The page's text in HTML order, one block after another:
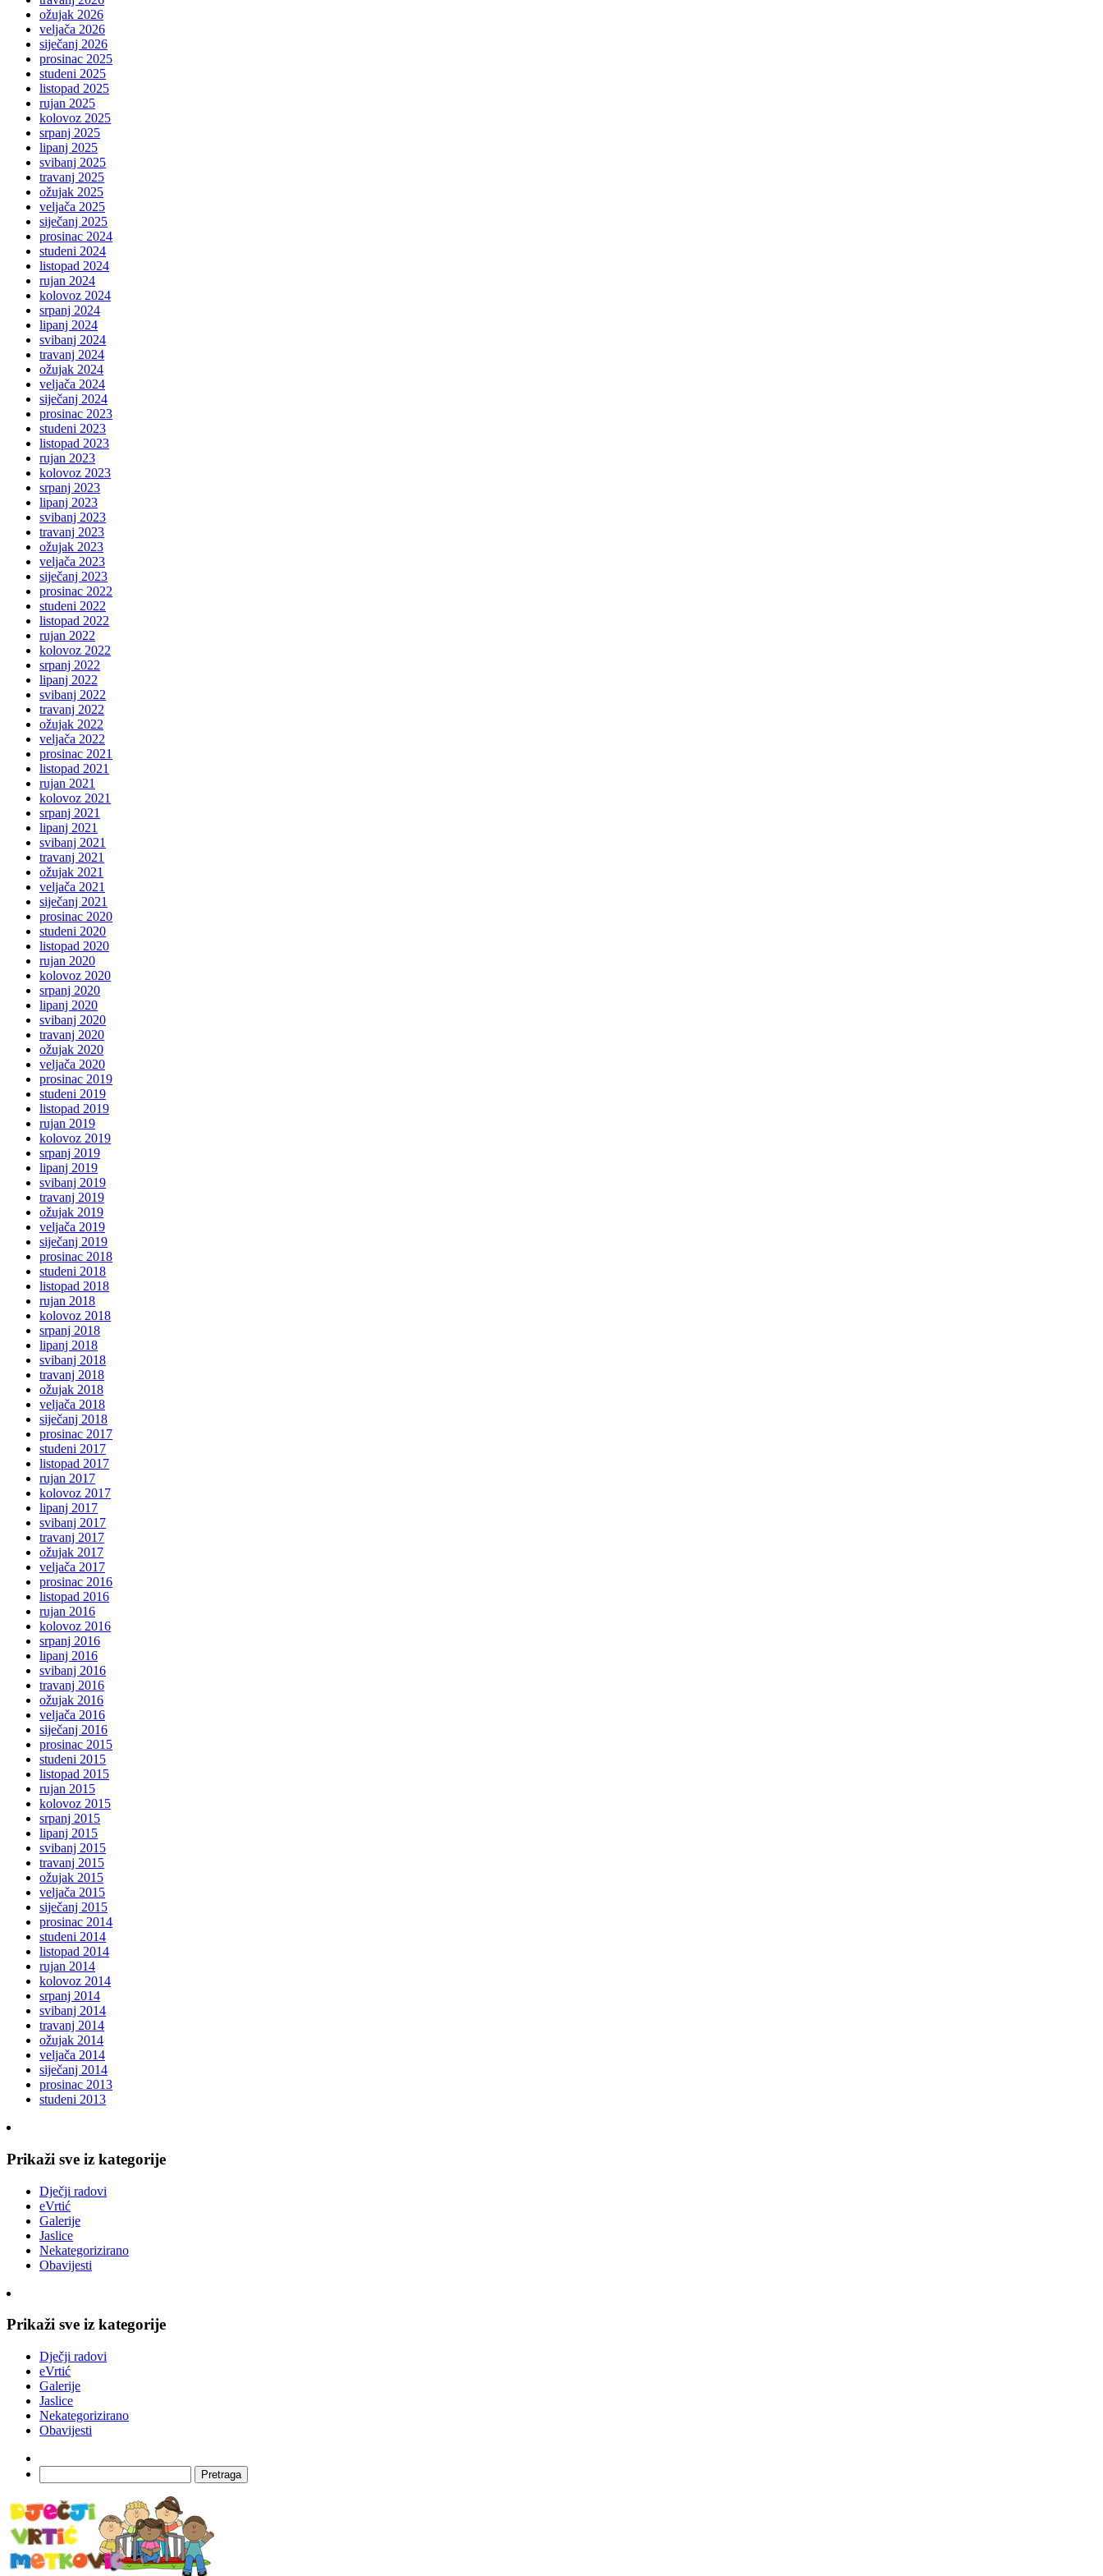
ožujak 2026
veljača 2026
siječanj 2026
prosinac 2025
studeni 2025
listopad 2025
rujan 2025
kolovoz 2025
srpanj 2025
lipanj 2025
svibanj 2025
travanj 2025
ožujak 2025
veljača 2025
siječanj 2025
prosinac 2024
studeni 2024
listopad 2024
rujan 2024
kolovoz 2024
srpanj 2024
lipanj 2024
svibanj 2024
travanj 2024
ožujak 2024
veljača 2024
siječanj 2024
prosinac 2023
studeni 2023
listopad 2023
rujan 2023
kolovoz 2023
srpanj 2023
lipanj 2023
svibanj 2023
travanj 2023
ožujak 2023
veljača 2023
siječanj 2023
prosinac 2022
studeni 2022
listopad 2022
rujan 2022
kolovoz 2022
srpanj 2022
lipanj 2022
svibanj 2022
travanj 2022
ožujak 2022
veljača 2022
prosinac 2021
listopad 2021
rujan 2021
kolovoz 2021
srpanj 2021
lipanj 2021
svibanj 2021
travanj 2021
ožujak 2021
veljača 2021
siječanj 2021
prosinac 2020
studeni 2020
listopad 2020
rujan 2020
kolovoz 2020
srpanj 2020
lipanj 2020
svibanj 2020
travanj 2020
ožujak 2020
veljača 2020
prosinac 2019
studeni 2019
listopad 2019
rujan 2019
kolovoz 2019
srpanj 2019
lipanj 2019
svibanj 2019
travanj 2019
ožujak 2019
veljača 2019
siječanj 2019
prosinac 2018
studeni 2018
listopad 2018
rujan 2018
kolovoz 2018
srpanj 2018
lipanj 2018
svibanj 2018
travanj 2018
ožujak 2018
veljača 2018
siječanj 2018
prosinac 2017
studeni 2017
listopad 2017
rujan 2017
kolovoz 2017
lipanj 2017
svibanj 2017
travanj 2017
ožujak 2017
veljača 2017
prosinac 2016
listopad 2016
rujan 2016
kolovoz 2016
srpanj 2016
lipanj 2016
svibanj 2016
travanj 2016
ožujak 2016
veljača 2016
siječanj 2016
prosinac 2015
studeni 2015
listopad 2015
rujan 2015
kolovoz 2015
srpanj 2015
lipanj 2015
svibanj 2015
travanj 2015
ožujak 2015
veljača 2015
siječanj 2015
prosinac 2014
studeni 2014
listopad 2014
rujan 2014
kolovoz 2014
srpanj 2014
svibanj 2014
travanj 2014
ožujak 2014
veljača 2014
siječanj 2014
prosinac 2013
studeni 2013
Prikaži sve iz kategorije
Dječji radovi
eVrtić
Galerije
Jaslice
Nekategorizirano
Obavijesti
Prikaži sve iz kategorije
Dječji radovi
eVrtić
Galerije
Jaslice
Nekategorizirano
Obavijesti